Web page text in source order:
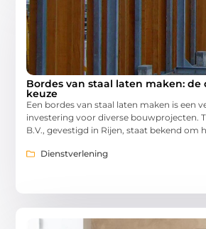
Bordes van staal laten maken: de
keuze
Een bordes van staal laten maken is een
investering voor diverse bouwprojecten.
B.V., gevestigd in Rijen, staat bekend om
Dienstverlening